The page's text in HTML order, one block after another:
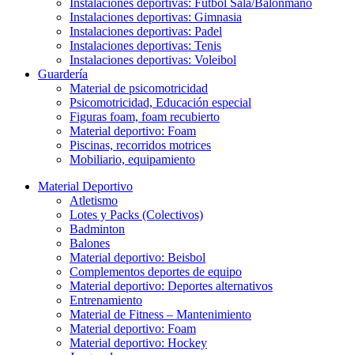
Instalaciones deportivas: Futbol Sala/Balonmano
Instalaciones deportivas: Gimnasia
Instalaciones deportivas: Padel
Instalaciones deportivas: Tenis
Instalaciones deportivas: Voleibol
Guardería
Material de psicomotricidad
Psicomotricidad, Educación especial
Figuras foam, foam recubierto
Material deportivo: Foam
Piscinas, recorridos motrices
Mobiliario, equipamiento
Material Deportivo
Atletismo
Lotes y Packs (Colectivos)
Badminton
Balones
Material deportivo: Beisbol
Complementos deportes de equipo
Material deportivo: Deportes alternativos
Entrenamiento
Material de Fitness – Mantenimiento
Material deportivo: Foam
Material deportivo: Hockey